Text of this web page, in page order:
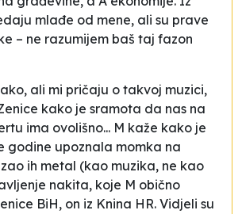
mlađe od mene, ali su prave
– ne razumijem baš taj fazon
ali mi pričaju o takvoj muzici,
kako je sramota da nas na
ima ovolišno... M kaže kako je
godine upoznala momka na
ih metal (kao muzika, ne kao
nakita, koje M obično
BiH, on iz Knina HR. Vidjeli su